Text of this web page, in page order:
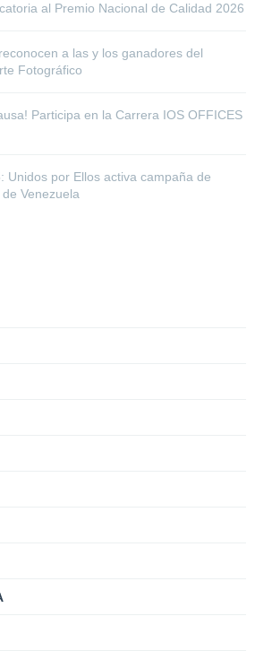
al Premio Nacional de Calidad 2026
a las y los ganadores del
Fotográfico
Participa en la Carrera IOS OFFICES
Unidos por Ellos activa campaña de
Venezuela